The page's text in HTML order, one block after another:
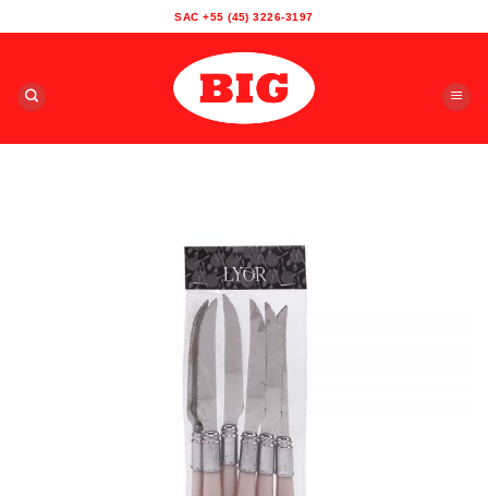
to
SAC +55 (45) 3226-3197